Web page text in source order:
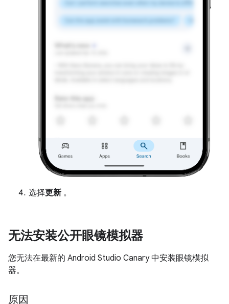
选择更新 。
无法安装公开眼镜模拟器
您无法在最新的 Android Studio Canary 中安装眼镜模拟
器。
原因